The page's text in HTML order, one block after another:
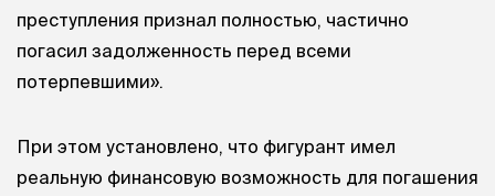
преступления признал полностью, частично
погасил задолженность перед всеми
потерпевшими».
При этом установлено, что фигурант имел
реальную финансовую возможность для погашения